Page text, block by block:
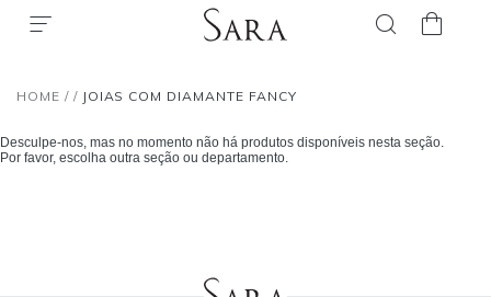
HOME / / JOIAS COM DIAMANTE FANCY
Desculpe-nos, mas no momento não há produtos disponíveis nesta seção.
Por favor, escolha outra seção ou departamento.